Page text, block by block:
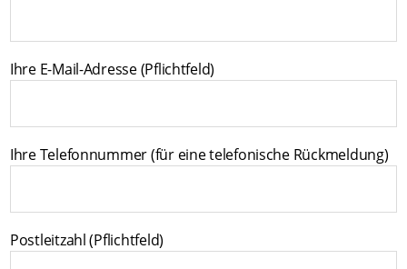
Ihre E-Mail-Adresse (Pflichtfeld)
Ihre Telefonnummer (für eine telefonische Rückmeldung)
Postleitzahl (Pflichtfeld)